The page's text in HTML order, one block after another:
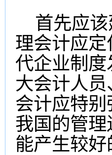
首先应该
理会计应
代企业制
大会计人
会计应特
我国的管
能产生较好